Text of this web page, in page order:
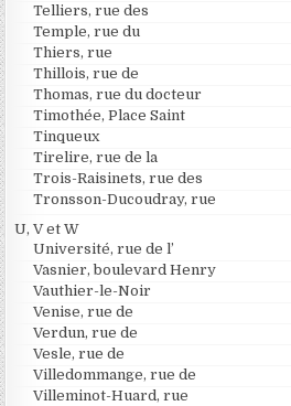
Telliers, rue des
Temple, rue du
Thiers, rue
Thillois, rue de
Thomas, rue du docteur
Timothée, Place Saint
Tinqueux
Tirelire, rue de la
Trois-Raisinets, rue des
Tronsson-Ducoudray, rue
U, V et W
Université, rue de l’
Vasnier, boulevard Henry
Vauthier-le-Noir
Venise, rue de
Verdun, rue de
Vesle, rue de
Villedommange, rue de
Villeminot-Huard, rue